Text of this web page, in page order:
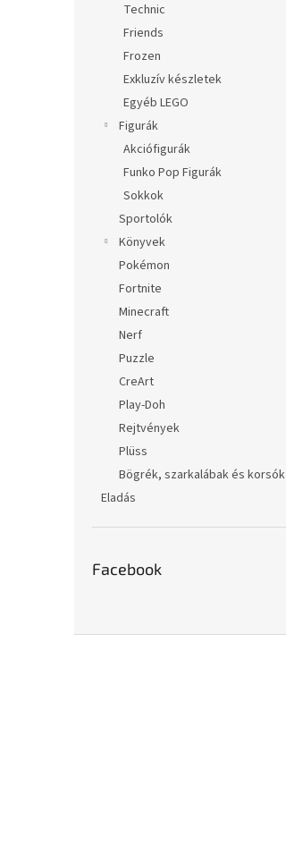
Technic
Friends
Frozen
Exkluzív készletek
Egyéb LEGO
Figurák
Akciófigurák
Funko Pop Figurák
Sokkok
Sportolók
Könyvek
Pokémon
Fortnite
Minecraft
Nerf
Puzzle
CreArt
Play-Doh
Rejtvények
Plüss
Bögrék, szarkalábak és korsók
Eladás
Facebook